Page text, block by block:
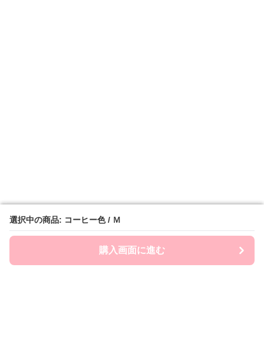
選択中の商品: コーヒー色 / Ｍ
購入画面に進む
選択中の商品: コーヒー色 / Ｍ
購入画面に進む